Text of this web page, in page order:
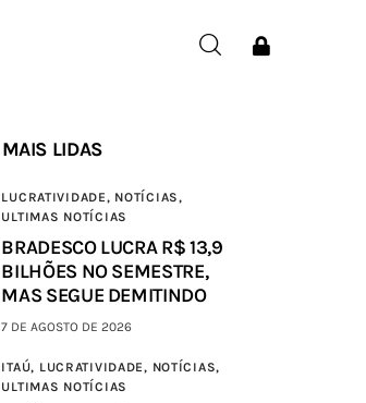
MAIS LIDAS
LUCRATIVIDADE, NOTÍCIAS,
ULTIMAS NOTÍCIAS
BRADESCO LUCRA R$ 13,9
BILHÕES NO SEMESTRE,
MAS SEGUE DEMITINDO
7 DE AGOSTO DE 2026
ITAÚ, LUCRATIVIDADE, NOTÍCIAS,
ULTIMAS NOTÍCIAS